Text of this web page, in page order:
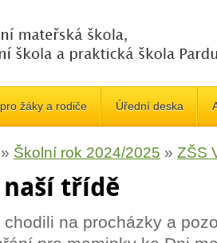
žáky a rodiče Úřední deska
» Školní rok 2024/2025 » ZŠS
třídě
na procházky a